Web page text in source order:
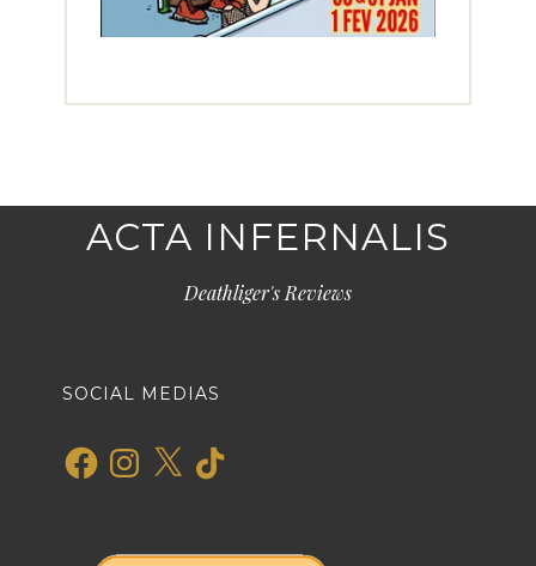
ACTA INFERNALIS
Deathliger's Reviews
SOCIAL MEDIAS
FacebookInstagram
X TikTok